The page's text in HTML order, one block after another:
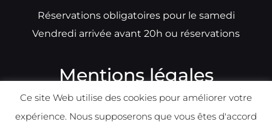
Réservations obligatoires pour le samedi
Vendredi arrivée avant 20h ou réservations
Mentions légales
Ce site Web utilise des cookies pour améliorer votre
expérience. Nous supposerons que vous êtes d'accord